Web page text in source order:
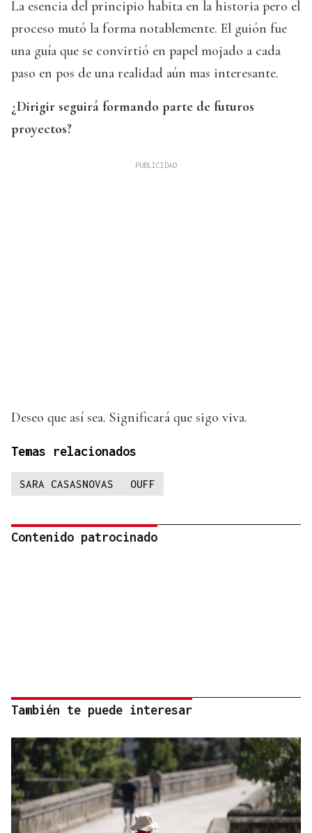
La esencia del principio habita en la historia pero el
proceso mutó la forma notablemente. El guión fue
una guía que se convirtió en papel mojado a cada
paso en pos de una realidad aún mas interesante.
¿Dirigir seguirá formando parte de futuros
proyectos?
Deseo que así sea. Significará que sigo viva.
Temas relacionados
SARA CASASNOVAS OUFF
Contenido patrocinado
También te puede interesar